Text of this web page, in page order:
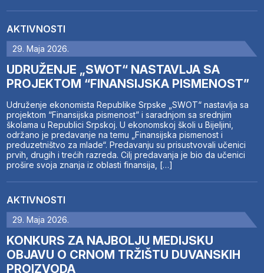
AKTIVNOSTI
29. Maja 2026.
UDRUŽENJE „SWOT“ NASTAVLJA SA
PROJEKTOM “FINANSIJSKA PISMENOST”
Udruženje ekonomista Republike Srpske „SWOT“ nastavlja sa
projektom “Finansijska pismenost” i saradnjom sa srednjim
školama u Republici Srpskoj. U ekonomskoj školi u Bijeljini,
održano je predavanje na temu „Finansijska pismenost i
preduzetništvo za mlade“. Predavanju su prisustvovali učenici
prvih, drugih i trećih razreda. Cilj predavanja je bio da učenici
prošire svoja znanja iz oblasti finansija, […]
AKTIVNOSTI
29. Maja 2026.
KONKURS ZA NAJBOLJU MEDIJSKU
OBJAVU O CRNOM TRŽIŠTU DUVANSKIH
PROIZVODA